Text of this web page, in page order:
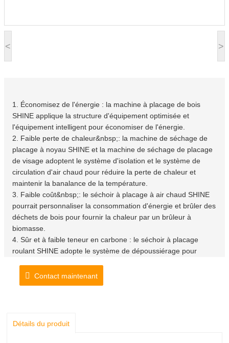
< >
1. Économisez de l'énergie : la machine à placage de bois
SHINE applique la structure d'équipement optimisée et
l'équipement intelligent pour économiser de l'énergie.
2. Faible perte de chaleur&nbsp;: la machine de séchage de
placage à noyau SHINE et la machine de séchage de placage
de visage adoptent le système d'isolation et le système de
circulation d'air chaud pour réduire la perte de chaleur et
maintenir la banalance de la température.
3. Faible coût&nbsp;: le séchoir à placage à air chaud SHINE
pourrait personnaliser la consommation d'énergie et brûler des
déchets de bois pour fournir la chaleur par un brûleur à
biomasse.
4. Sûr et à faible teneur en carbone : le séchoir à placage
roulant SHINE adopte le système de dépoussiérage pour
est propre et sûr. Notre brûleur à biomasse n'est pas une sorte
de machine à pression, c'est la sécurité.
Contact maintenant
Détails du produit